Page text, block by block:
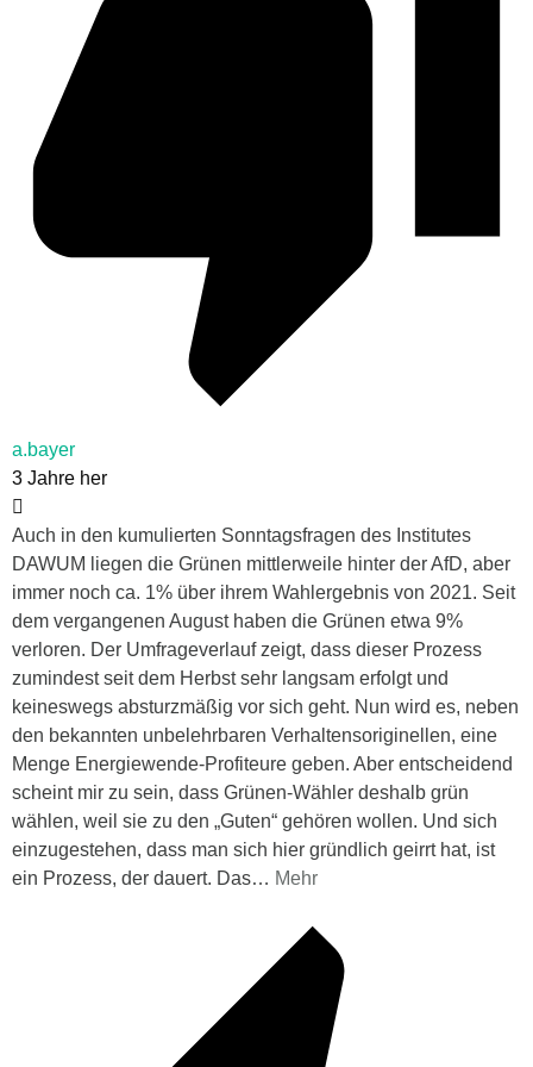
a.bayer
3 Jahre her
Auch in den kumulierten Sonntagsfragen des Institutes
DAWUM liegen die Grünen mittlerweile hinter der AfD, aber
immer noch ca. 1% über ihrem Wahlergebnis von 2021. Seit
dem vergangenen August haben die Grünen etwa 9%
verloren. Der Umfrageverlauf zeigt, dass dieser Prozess
zumindest seit dem Herbst sehr langsam erfolgt und
keineswegs absturzmäßig vor sich geht. Nun wird es, neben
den bekannten unbelehrbaren Verhaltensoriginellen, eine
Menge Energiewende-Profiteure geben. Aber entscheidend
scheint mir zu sein, dass Grünen-Wähler deshalb grün
wählen, weil sie zu den „Guten“ gehören wollen. Und sich
einzugestehen, dass man sich hier gründlich geirrt hat, ist
ein Prozess, der dauert. Das… Mehr